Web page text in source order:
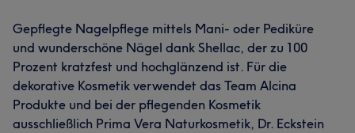
Gepflegte Nagelpflege mittels Mani- oder Pediküre
und wunderschöne Nägel dank Shellac, der zu 100
Prozent kratzfest und hochglänzend ist. Für die
dekorative Kosmetik verwendet das Team Alcina
Produkte und bei der pflegenden Kosmetik
ausschließlich Prima Vera Naturkosmetik, Dr. Eckstein